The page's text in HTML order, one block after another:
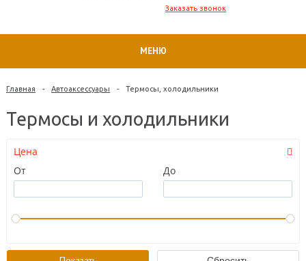
Заказать звонок
МЕНЮ
Главная - Автоаксессуары - Термосы, холодильники
Термосы и холодильники
Цена
От
До